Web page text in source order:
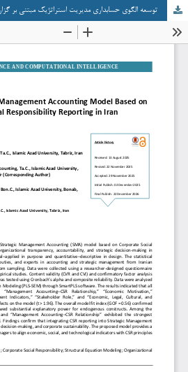
توسعه الگوی حسابداری مدیریت استراتژیک مبتنی بر